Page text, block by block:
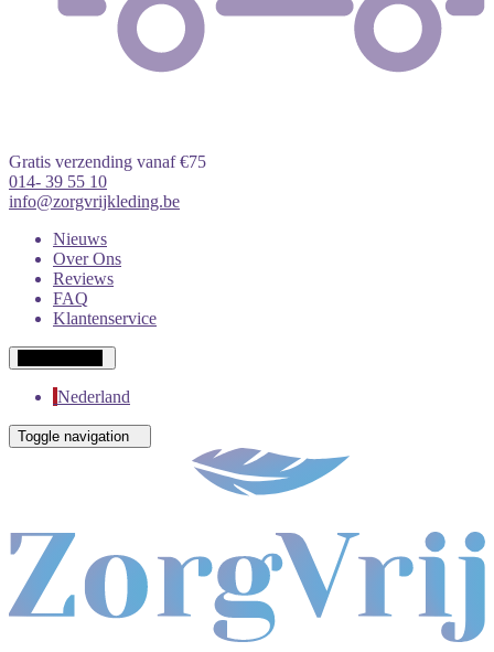
Gratis verzending vanaf €75
014- 39 55 10
info@zorgvrijkleding.be
Nieuws
Over Ons
Reviews
FAQ
Klantenservice
Nederland
Toggle navigation